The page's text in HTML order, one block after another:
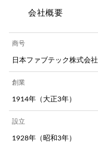
会社概要
商号
日本ファブテック株式会社
創業
1914年（大正3年）
設立
1928年（昭和3年）